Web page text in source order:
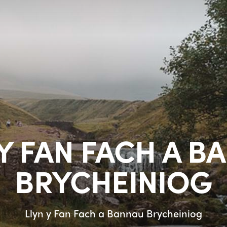
FAN FACH A
BRYCHEINIOG
Llyn y Fan Fach a Bannau Brycheiniog